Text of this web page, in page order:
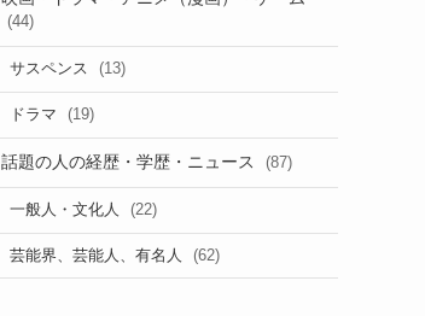
(44)
サスペンス (13)
ドラマ (19)
話題の人の経歴・学歴・ニュース (87)
一般人・文化人 (22)
芸能界、芸能人、有名人 (62)